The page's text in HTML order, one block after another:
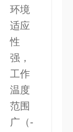
环境
适应
性
强，
工作
温度
范围
广（-